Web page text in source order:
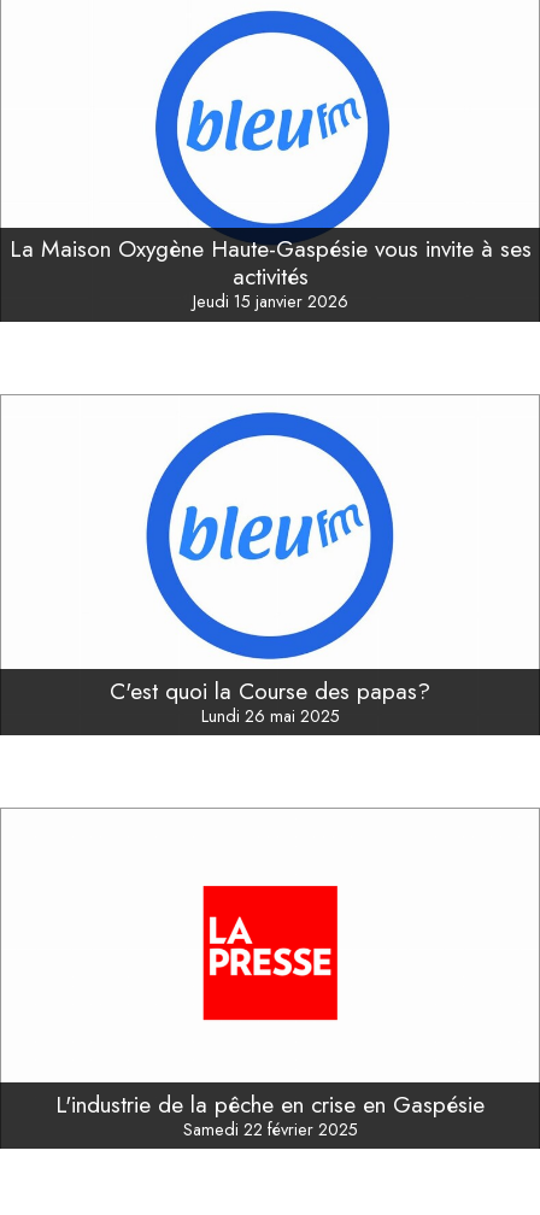
La Maison Oxygène Haute-Gaspésie vous invite à ses
activités
Jeudi 15 janvier 2026
C'est quoi la Course des papas?
Lundi 26 mai 2025
L'industrie de la pêche en crise en Gaspésie
Samedi 22 février 2025